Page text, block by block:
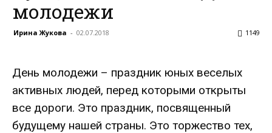
молодежи
Ирина Жукова - 02.07.2018 1149
День молодежи – праздник юных веселых
активных людей, перед которыми открыты
все дороги. Это праздник, посвященный
будущему нашей страны. Это торжество тех,